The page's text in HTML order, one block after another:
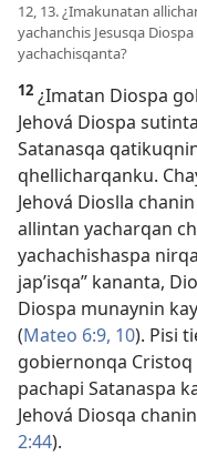
12, 13. ¿Imakunatan
yachanchis Jesusqa
yachachisqanta?
12 ¿Imatan Diospa
Jehová Diospa
Satanasqa
qhellicharqanku.
Jehová Dioslla
allintan yacharqan
yachachishaspa
jap’isqa” kananta,
Diospa munaynin
(Mateo 6:9, 10). Pisi
gobiernonqa
pachapi Satanaspa
Jehová Diosqa
2:44).